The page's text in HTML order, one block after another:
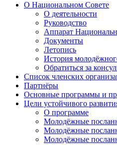
О Национальном Совете
О деятельности
Руководство
Аппарат
Документы
Летопись
История
Обратиться за
Список членских
Партнёры
Основные программы и
Цели устойчивого
О программе
Молодёжные
Молодёжные
Молодёжные